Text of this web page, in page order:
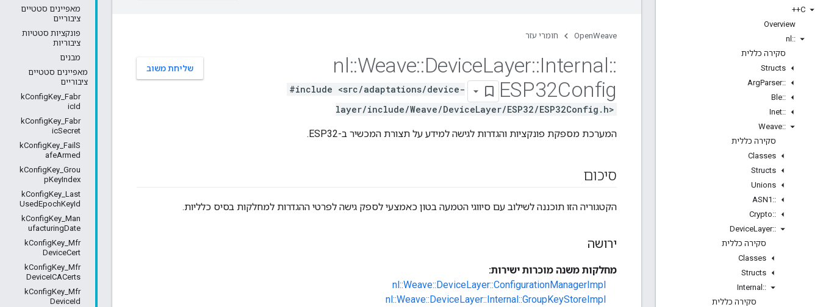
C++
Overview
::
nl
סקירה כללית
Structs
::
ArgParser
::
Ble
::
Inet
::
Weave
סקירה כללית
Classes
Structs
Unions
::
ASN1
::
Crypto
::
DeviceLayer
סקירה כללית
Classes
Structs
::
Internal
סקירה כללית
מאפיינים סטטיים
ציבוריים
פונקציות סטטיות
ציבוריות
מבנים
מאפיינים סטטיים
ציבוריים
kConfigKey_Fabr
icId
kConfigKey_Fabr
icSecret
kConfigKey_FailS
afeArmed
kConfigKey_Grou
pKeyIndex
kConfigKey_Last
UsedEpochKeyId
kConfigKey_Man
ufacturingDate
kConfigKey_Mfr
DeviceCert
kConfigKey_Mfr
DeviceICACerts
kConfigKey_Mfr
DeviceId
OpenWeave חומרי עזר
שליחת משוב nl::Weave::DeviceLayer::Internal::
ESP32Config
#include <src/adaptations/device-
layer/include/Weave/DeviceLayer/ESP32/ESP32Config.h>
המערכת מספקת פונקציות והגדרות לגישה למידע על תצורת המכשיר ב-ESP32.
סיכום
הקטגוריה הזו תוכננה לשילוב עם סיווגי הטמעה בטון כאמצעי לספק גישה לפרטי ההגדרות למחלקות בסיס כלליות.
ירושה
מחלקות משנה מוכרות ישירות:
nl::Weave::DeviceLayer::ConfigurationManagerImpl
nl::Weave::DeviceLayer::Internal::GroupKeyStoreImpl